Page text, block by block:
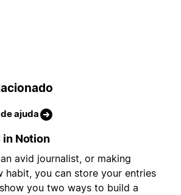
ajuda
in Notion
avid journalist, or making
habit, you can store your entries
you two ways to build a